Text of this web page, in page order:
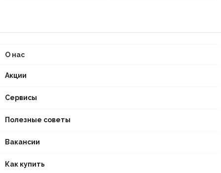
О нас
Акции
Сервисы
Полезные советы
Вакансии
Как купить